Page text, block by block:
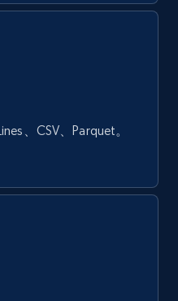
price, Final price,
今すぐ購入
Initial price,
and more.
、CSV、Parquet。